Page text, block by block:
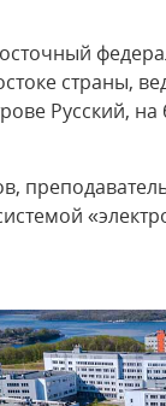
страны,
Русский, на